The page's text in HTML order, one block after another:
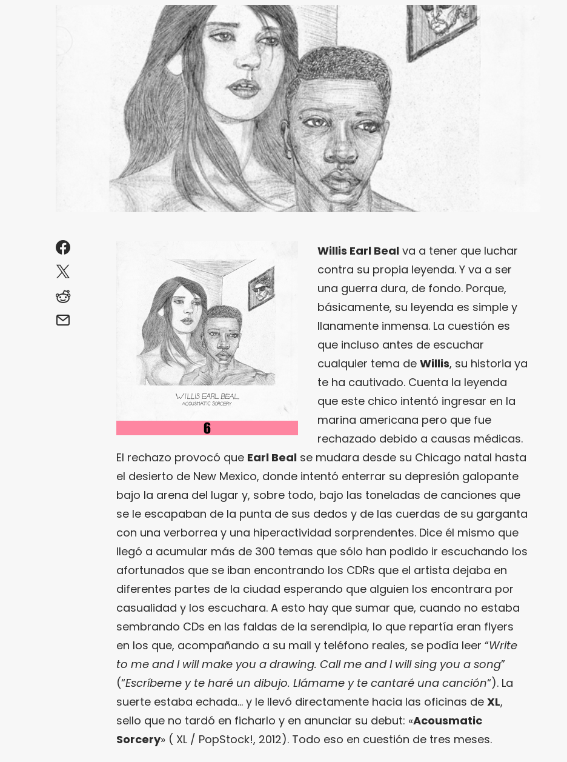
Willis Earl Beal va a tener que luchar
contra su propia leyenda. Y va a ser
una guerra dura, de fondo. Porque,
básicamente, su leyenda es simple y
llanamente inmensa. La cuestión es
que incluso antes de escuchar
cualquier tema de Willis, su historia ya
te ha cautivado. Cuenta la leyenda
que este chico intentó ingresar en la
marina americana pero que fue
rechazado debido a causas médicas.
El rechazo provocó que Earl Beal se mudara desde su Chicago natal hasta
el desierto de New Mexico, donde intentó enterrar su depresión galopante
bajo la arena del lugar y, sobre todo, bajo las toneladas de canciones que
se le escapaban de la punta de sus dedos y de las cuerdas de su garganta
con una verborrea y una hiperactividad sorprendentes. Dice él mismo que
llegó a acumular más de 300 temas que sólo han podido ir escuchando los
afortunados que se iban encontrando los CDRs que el artista dejaba en
diferentes partes de la ciudad esperando que alguien los encontrara por
casualidad y los escuchara. A esto hay que sumar que, cuando no estaba
sembrando CDs en las faldas de la serendipia, lo que repartía eran flyers
en los que, acompañando a su mail y teléfono reales, se podía leer “Write
to me and I will make you a drawing. Call me and I will sing you a song”
(“Escríbeme y te haré un dibujo. Llámame y te cantaré una canción“). La
suerte estaba echada… y le llevó directamente hacia las oficinas de XL,
sello que no tardó en ficharlo y en anunciar su debut: «Acousmatic
Sorcery» ( XL / PopStock!, 2012). Todo eso en cuestión de tres meses.